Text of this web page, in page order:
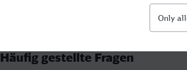
Häufig gestellte Fragen